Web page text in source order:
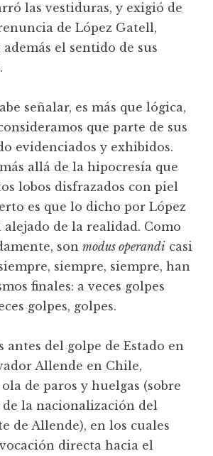
las vestiduras, y exigió de
de López Gatell,
el sentido de sus
señalar, es más que lógica,
que parte de sus
evidenciados y exhibidos.
allá de la hipocresía que
lobos disfrazados con piel
es que lo dicho por López
alejado de la realidad. Como
son modus operandi casi
siempre, siempre, han
finales: a veces golpes
golpes, golpes.
antes del golpe de Estado en
Allende en Chile,
de paros y huelgas (sobre
de la nacionalización del
de Allende), en los cuales
directa hacia el